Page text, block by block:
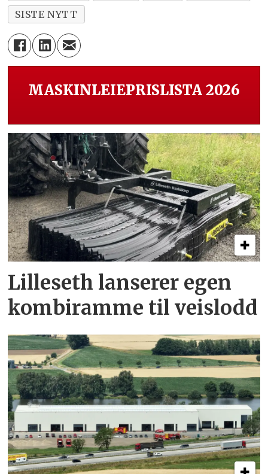
SISTE NYTT
MASKINLEIEPRISLISTA 2026
Lilleseth lanserer egen
kombi­ramme til veislodd